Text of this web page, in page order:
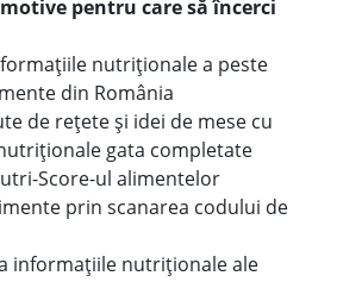
pentru care să încerci
nutriționale a peste
din România
de rețete și idei de mese cu
gata completate
Score-ul alimentelor
prin scanarea codului de
informațiile nutriționale ale